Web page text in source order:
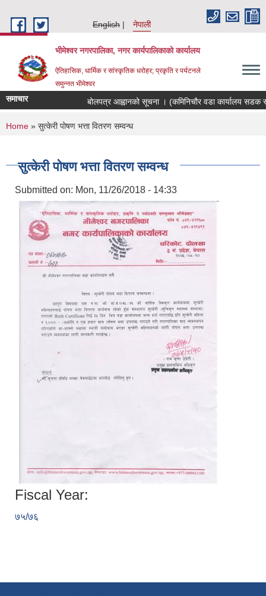
English
नेपाली
भीमेश्वर नगरपालिका, नगर कार्यपालिकाको कार्यालय
ऐतिहासिक, धार्मिक र सांस्कृतिक धरोहर; प्रकृति र पर्यटनले
समुन्नत भीमेश्वर
समाचार बोलपत्र आह्वानको सूचना । (कमिनिचौर वडा कार्यालय सडक
You are here
Home » सुत्केरी पोषण भत्ता वितरण सम्वन्ध
सुत्केरी पोषण भत्ता वितरण सम्वन्ध
Submitted on: Mon, 11/26/2018 - 14:33
Fiscal Year:
७५/७६